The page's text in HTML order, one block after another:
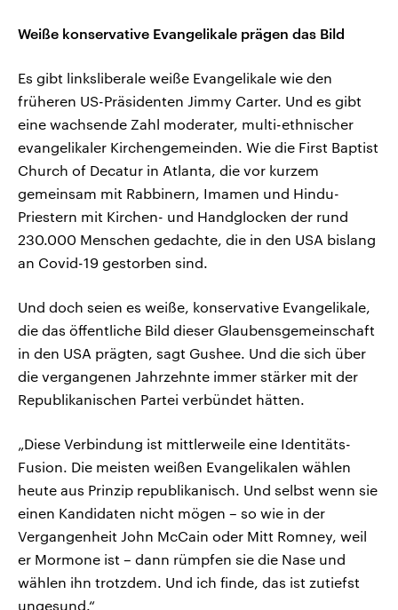
Weiße konservative Evangelikale prägen das Bild
Es gibt linksliberale weiße Evangelikale wie den
früheren US-Präsidenten Jimmy Carter. Und es gibt
eine wachsende Zahl moderater, multi-ethnischer
evangelikaler Kirchengemeinden. Wie die First Baptist
Church of Decatur in Atlanta, die vor kurzem
gemeinsam mit Rabbinern, Imamen und Hindu-
Priestern mit Kirchen- und Handglocken der rund
230.000 Menschen gedachte, die in den USA bislang
an Covid-19 gestorben sind.
Und doch seien es weiße, konservative Evangelikale,
die das öffentliche Bild dieser Glaubensgemeinschaft
in den USA prägten, sagt Gushee. Und die sich über
die vergangenen Jahrzehnte immer stärker mit der
Republikanischen Partei verbündet hätten.
„Diese Verbindung ist mittlerweile eine Identitäts-
Fusion. Die meisten weißen Evangelikalen wählen
heute aus Prinzip republikanisch. Und selbst wenn sie
einen Kandidaten nicht mögen – so wie in der
Vergangenheit John McCain oder Mitt Romney, weil
er Mormone ist – dann rümpfen sie die Nase und
wählen ihn trotzdem. Und ich finde, das ist zutiefst
ungesund.“